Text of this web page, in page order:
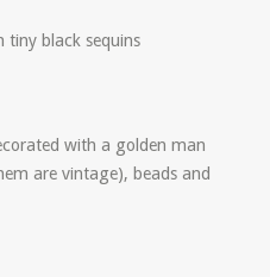
tiny black sequins
with a golden man
are vintage), beads and